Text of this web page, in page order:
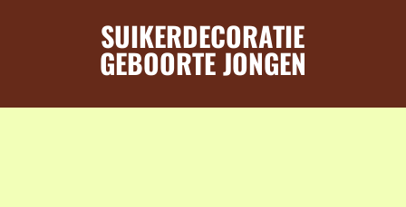
SUIKERDECORATIE
GEBOORTE JONGEN